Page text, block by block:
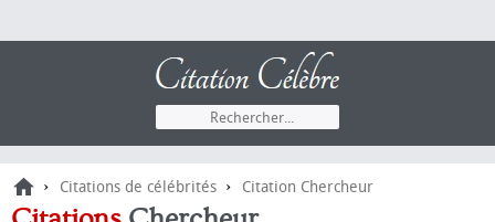
› Citations de célébrités › Citation Chercheur